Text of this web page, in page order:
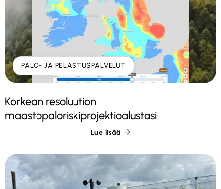
PALO- JA PELASTUSPALVELUT
Korkean resoluution
maastopaloriskiprojektioalustasi
Lue lisää 